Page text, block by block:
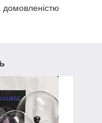
домовленістю